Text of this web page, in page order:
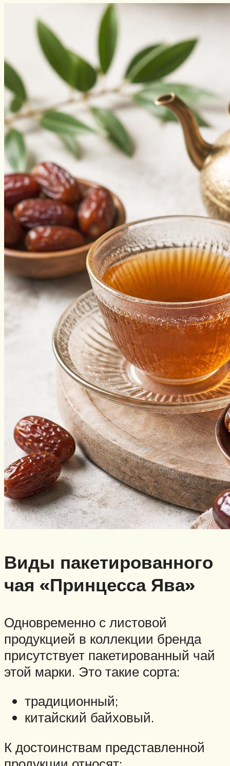
Виды пакетированного
чая «Принцесса Ява»
Одновременно с листовой
продукцией в коллекции бренда
присутствует пакетированный чай
этой марки. Это такие сорта:
традиционный;
китайский байховый.
К достоинствам представленной